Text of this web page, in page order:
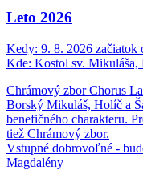
Leto 2026
Kedy: 9. 8. 2026 začiatok
Kde: Kostol sv.
Chrámový zbor Chorus
Borský Mikuláš, Holíč a
benefičného charakteru.
tiež Chrámový zbor.
Vstupné dobrovoľné -
Magdalény